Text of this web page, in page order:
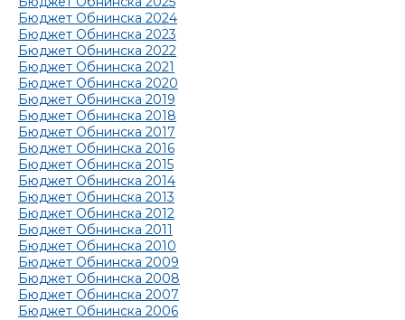
Бюджет Обнинска 2024
Бюджет Обнинска 2023
Бюджет Обнинска 2022
Бюджет Обнинска 2021
Бюджет Обнинска 2020
Бюджет Обнинска 2019
Бюджет Обнинска 2018
Бюджет Обнинска 2017
Бюджет Обнинска 2016
Бюджет Обнинска 2015
Бюджет Обнинска 2014
Бюджет Обнинска 2013
Бюджет Обнинска 2012
Бюджет Обнинска 2011
Бюджет Обнинска 2010
Бюджет Обнинска 2009
Бюджет Обнинска 2008
Бюджет Обнинска 2007
Бюджет Обнинска 2006